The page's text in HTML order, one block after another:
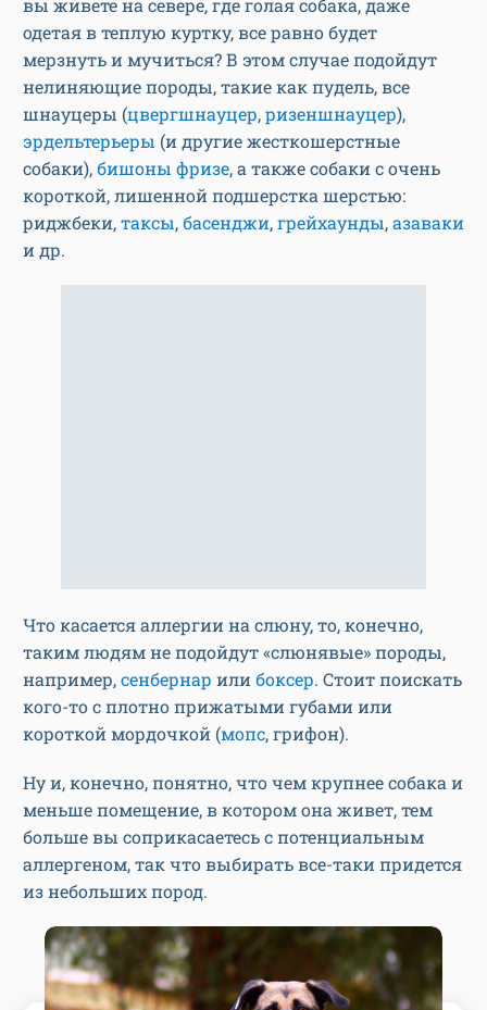
вы живете на севере, где голая собака, даже
одетая в теплую куртку, все равно будет
мерзнуть и мучиться? В этом случае подойдут
нелиняющие породы, такие как пудель, все
шнауцеры (цвергшнауцер,ризеншнауцер),
эрдельтерьеры (и другие жесткошерстные
собаки),бишоны фризе, а также собаки с очень
короткой, лишенной подшерстка шерстью:
риджбеки,таксы,басенджи,грейхаунды,азаваки
и др.
Что касается аллергии на слюну, то, конечно,
таким людям не подойдут «слюнявые» породы,
например,сенбернар или боксер. Стоит поискать
кого-то с плотно прижатыми губами или
короткой мордочкой (мопс, грифон).
Ну и, конечно, понятно, что чем крупнее собака и
меньше помещение, в котором она живет, тем
больше вы соприкасаетесь с потенциальным
аллергеном, так что выбирать все-таки придется
из небольших пород.